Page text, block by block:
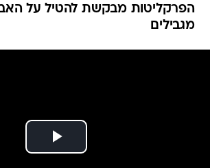
הפרקליטות מבקשת להטיל על
מגבילים